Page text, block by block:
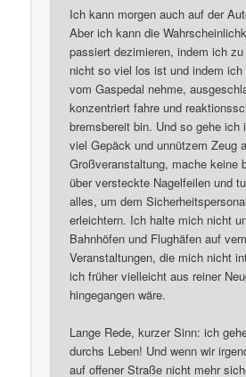
Ich kann morgen auch auf der
Aber ich kann die
passiert dezimieren, indem ich
nicht so viel los ist und indem
vom Gaspedal nehme,
konzentriert fahre und
bremsbereit bin. Und so gehe ich
viel Gepäck und unnützem Zeug
Großveranstaltung, mache keine
über versteckte Nagelfeilen und
alles, um dem
erleichtern. Ich halte mich nicht
Bahnhöfen und Flughäfen auf
Veranstaltungen, die mich nicht
ich früher vielleicht aus reiner
hingegangen wäre.
Lange Rede, kurzer Sinn: ich
durchs Leben! Und wenn wir
auf offener Straße nicht mehr